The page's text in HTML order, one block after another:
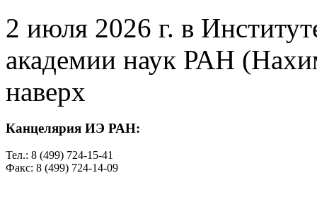
2 июля 2026 г. в
академии наук РАН
наверх
Канцелярия ИЭ РАН:
Тел.: 8 (499) 724-15-41
Факс: 8 (499) 724-14-09